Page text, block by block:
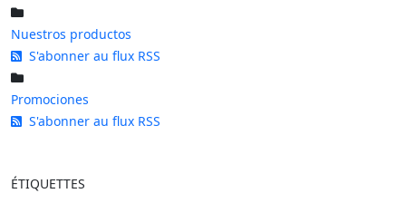
Nuestros productos
S'abonner au flux RSS
Promociones
S'abonner au flux RSS
ÉTIQUETTES